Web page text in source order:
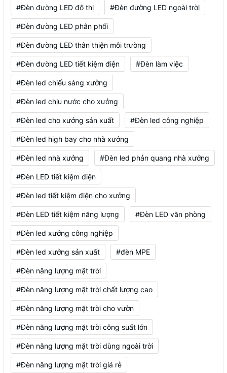
#Đèn đường LED đô thị #Đèn đường LED ngoài trời
#Đèn đường LED phân phối
#Đèn đường LED thân thiện môi trường
#Đèn đường LED tiết kiệm điện #Đèn làm việc
#Đèn led chiếu sáng xưởng
#Đèn led chịu nước cho xưởng
#Đèn led cho xưởng sản xuất #Đèn led công nghiệp
#Đèn led high bay cho nhà xưởng
#Đèn led nhà xưởng #Đèn led phản quang nhà xưởng
#Đèn LED tiết kiệm điện
#Đèn led tiết kiệm điện cho xưởng
#Đèn LED tiết kiệm năng lượng #Đèn LED văn phòng
#Đèn led xưởng công nghiệp
#Đèn led xưởng sản xuất #đèn MPE
#Đèn năng lượng mặt trời
#Đèn năng lượng mặt trời chất lượng cao
#Đèn năng lượng mặt trời cho vườn
#Đèn năng lượng mặt trời công suất lớn
#Đèn năng lượng mặt trời dùng ngoài trời
#Đèn năng lượng mặt trời giá rẻ